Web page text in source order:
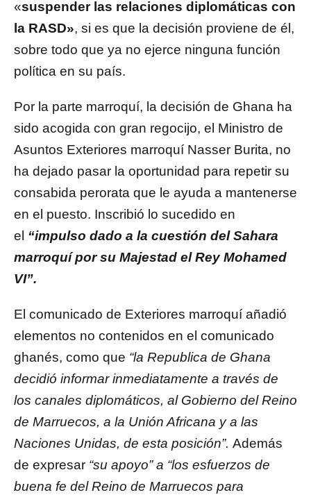
«suspender las relaciones diplomáticas con
la RASD», si es que la decisión proviene de él,
sobre todo que ya no ejerce ninguna función
política en su país.
Por la parte marroquí, la decisión de Ghana ha
sido acogida con gran regocijo, el Ministro de
Asuntos Exteriores marroquí Nasser Burita, no
ha dejado pasar la oportunidad para repetir su
consabida perorata que le ayuda a mantenerse
en el puesto. Inscribió lo sucedido en
el “impulso dado a la cuestión del Sahara
marroquí por su Majestad el Rey Mohamed
VI”.
El comunicado de Exteriores marroquí añadió
elementos no contenidos en el comunicado
ghanés, como que “la Republica de Ghana
decidió informar inmediatamente a través de
los canales diplomáticos, al Gobierno del Reino
de Marruecos, a la Unión Africana y a las
Naciones Unidas, de esta posición”. Además
de expresar “su apoyo” a “los esfuerzos de
buena fe del Reino de Marruecos para